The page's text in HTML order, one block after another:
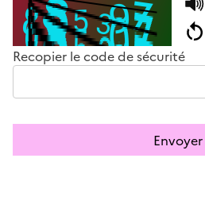
Recopier le code de sécurité
Envoyer